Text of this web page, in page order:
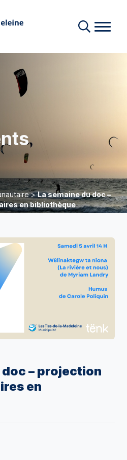
>La semaine du doc –
en bibliothèque
doc – projection
en